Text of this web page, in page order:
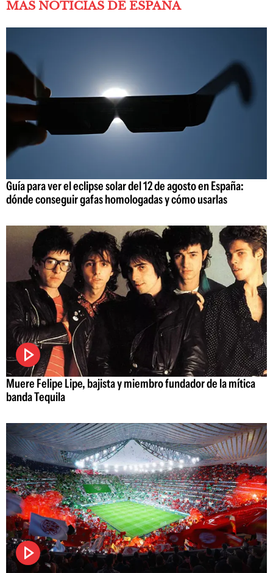
MÁS NOTICIAS DE ESPAÑA
Guía para ver el eclipse solar del 12 de agosto en España:
dónde conseguir gafas homologadas y cómo usarlas
Muere Felipe Lipe, bajista y miembro fundador de la mítica
banda Tequila